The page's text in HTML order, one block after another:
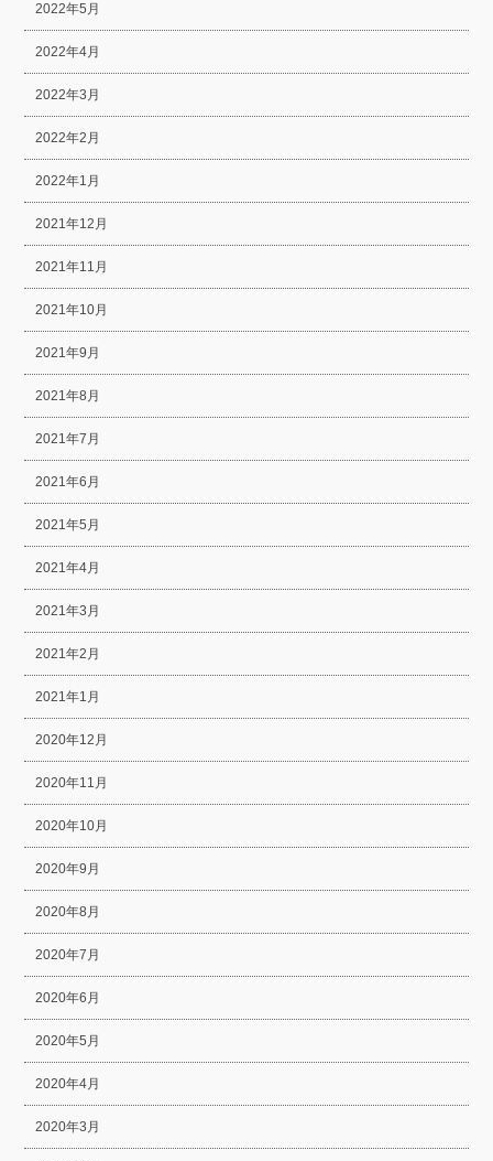
2022年5月
2022年4月
2022年3月
2022年2月
2022年1月
2021年12月
2021年11月
2021年10月
2021年9月
2021年8月
2021年7月
2021年6月
2021年5月
2021年4月
2021年3月
2021年2月
2021年1月
2020年12月
2020年11月
2020年10月
2020年9月
2020年8月
2020年7月
2020年6月
2020年5月
2020年4月
2020年3月